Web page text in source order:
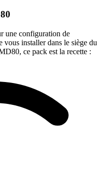
une configuration de
vous installer dans le siège du
ce pack est la recette :